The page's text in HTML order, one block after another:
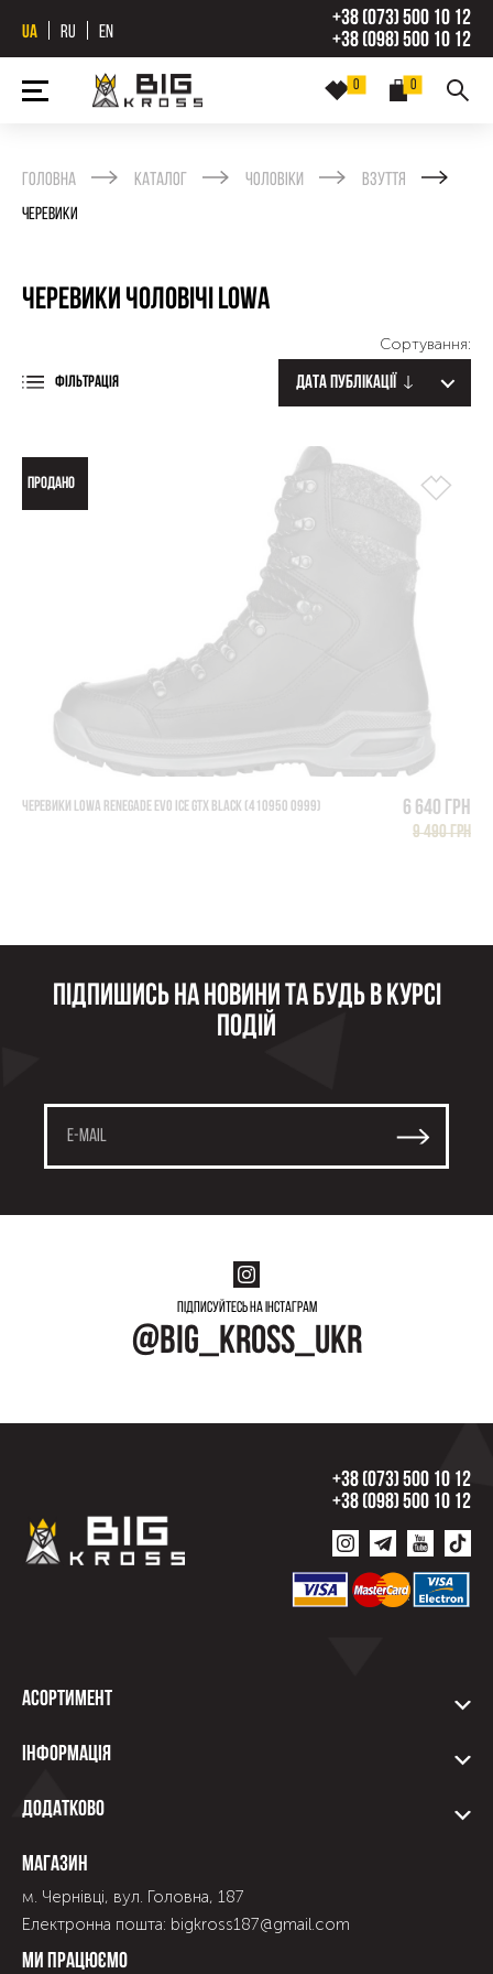
UA RU EN
+38 (073) 500 10 12
+38 (098) 500 10 12
0
0
Головна Каталог Чоловіки Взуття
Черевики
Черевики чоловічі Lowa
ФІЛЬТРАЦІЯ
Сортування:
Дата публікації
ПРОДАНО
ЧЕРЕВИКИ LOWA RENEGADE EVO ICE GTX BLACK (410950 0999) 6 640 грн
9 490 грн
Підпишись на новини та будь в курсі
подій
Підписуйтесь на інстаграм
@big_kross_ukr
+38 (073) 500 10 12
+38 (098) 500 10 12
Асортимент
Інформація
Додатково
Магазин
м. Чернівці, вул. Головна, 187
Електронна пошта: bigkross187@gmail.com
Ми працюємо